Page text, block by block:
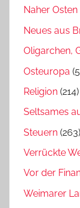
Naher Osten
Neues aus
Oligarchen,
Osteuropa
Religion (214)
Seltsames
Steuern (263)
Verrückte
Vor der
Weimarer